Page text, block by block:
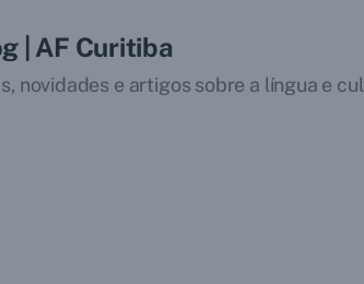
| AF Curitiba
novidades e artigos sobre a língua e